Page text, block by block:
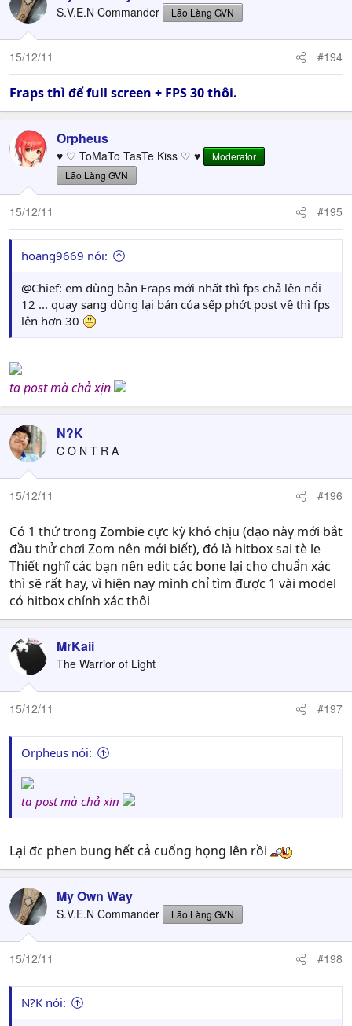
S.V.E.N Commander Lão Làng GVN
15/12/11 #194
Fraps thì để full screen + FPS 30 thôi.
Orpheus
♥ ♡ ToMaTo TasTe Kiss ♡ ♥
Moderator
Lão Làng GVN
15/12/11 #195
hoang9669 nói:
@Chief: em dùng bản Fraps mới nhất thì fps chả lên nổi
12 ... quay sang dùng lại bản của sếp phớt post về thì fps
lên hơn 30
ta post mà chả xịn
N?K
C O N T R A
15/12/11 #196
Có 1 thứ trong Zombie cực kỳ khó chịu (dạo này mới bắt
đầu thử chơi Zom nên mới biết), đó là hitbox sai tè le
Thiết nghĩ các bạn nên edit các bone lại cho chuẩn xác
thì sẽ rất hay, vì hiện nay mình chỉ tìm được 1 vài model
có hitbox chính xác thôi
MrKaii
The Warrior of Light
15/12/11 #197
Orpheus nói:
ta post mà chả xịn
Lại đc phen bung hết cả cuống họng lên rồi
My Own Way
S.V.E.N Commander Lão Làng GVN
15/12/11 #198
N?K nói: